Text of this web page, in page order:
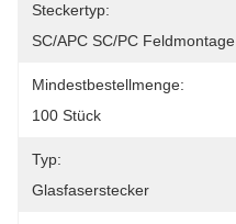
Steckertyp:
SC/APC SC/PC Feldmontage
Mindestbestellmenge:
100 Stück
Typ:
Glasfaserstecker